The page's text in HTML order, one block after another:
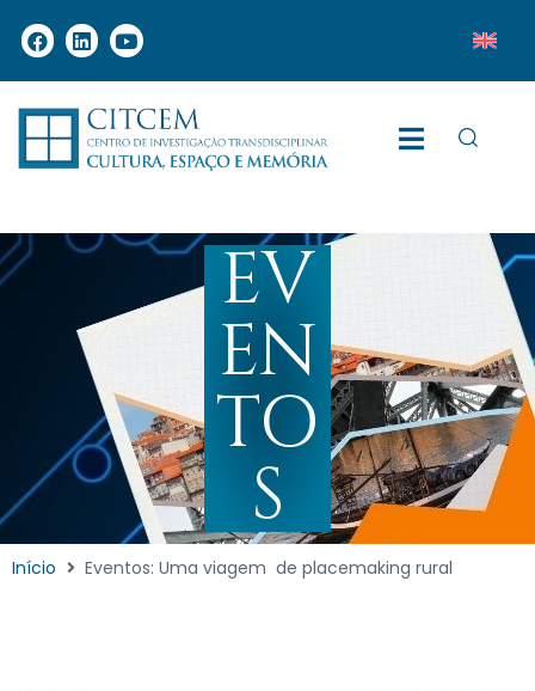
EV
EN
TO
S
Início Eventos: Uma viagem de placemaking rural